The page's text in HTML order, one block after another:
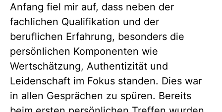
Anfang fiel mir auf, dass neben der
fachlichen Qualifikation und der
beruflichen Erfahrung, besonders die
persönlichen Komponenten wie
Wertschätzung, Authentizität und
Leidenschaft im Fokus standen. Dies war
in allen Gesprächen zu spüren. Bereits